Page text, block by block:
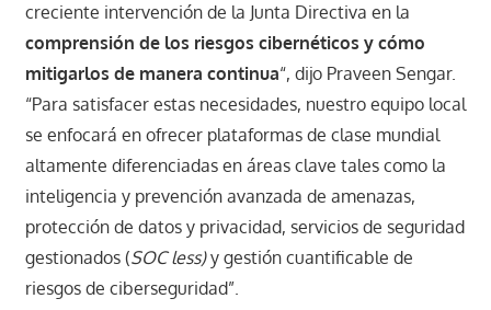
creciente intervención de la Junta Directiva en la
comprensión de los riesgos cibernéticos y cómo
mitigarlos de manera continua“, dijo Praveen Sengar.
“Para satisfacer estas necesidades, nuestro equipo local
se enfocará en ofrecer plataformas de clase mundial
altamente diferenciadas en áreas clave tales como la
inteligencia y prevención avanzada de amenazas,
protección de datos y privacidad, servicios de seguridad
gestionados (SOC less)y gestión cuantificable de
riesgos de ciberseguridad”.